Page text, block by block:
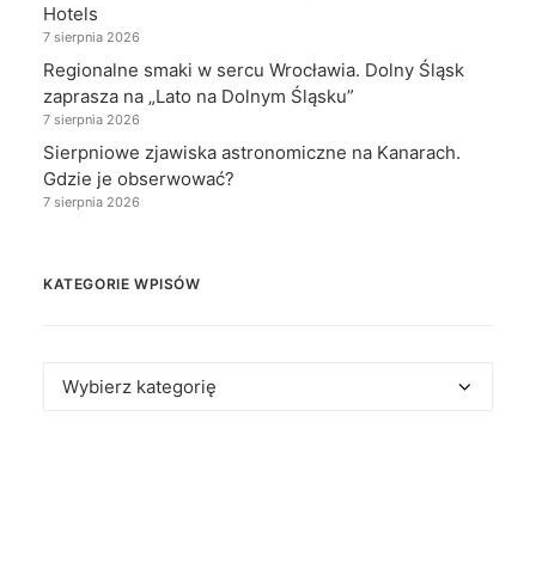
Hotels
7 sierpnia 2026
Regionalne smaki w sercu Wrocławia. Dolny Śląsk
zaprasza na „Lato na Dolnym Śląsku”
7 sierpnia 2026
Sierpniowe zjawiska astronomiczne na Kanarach.
Gdzie je obserwować?
7 sierpnia 2026
KATEGORIE WPISÓW
Kategorie